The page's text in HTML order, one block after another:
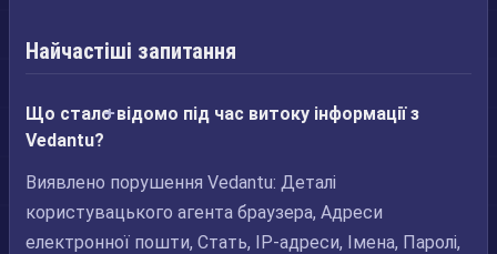
Найчастіші запитання
Що стало відомо під час витоку інформації з
Vedantu?
Виявлено порушення Vedantu: Деталі
користувацького агента браузера, Адреси
електронної пошти, Стать, IP-адреси, Імена, Паролі,